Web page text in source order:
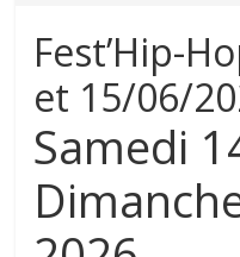
Fest’Hip-
et 15/06/
Samedi